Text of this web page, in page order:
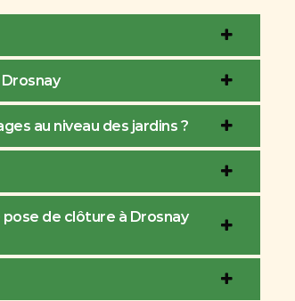
au niveau des jardins ?
de clôture à Drosnay